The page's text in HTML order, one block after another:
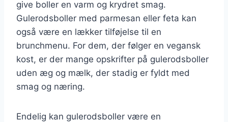
give boller en varm og krydret smag.
Gulerodsboller med parmesan eller feta kan
også være en lækker tilføjelse til en
brunchmenu. For dem, der følger en vegansk
kost, er der mange opskrifter på gulerodsboller
uden æg og mælk, der stadig er fyldt med
smag og næring.
Endelig kan gulerodsboller være en